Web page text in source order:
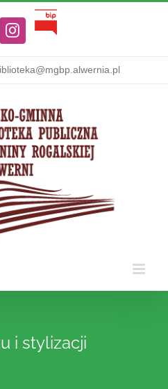
Instagram
Biuletyn
i stylizacji